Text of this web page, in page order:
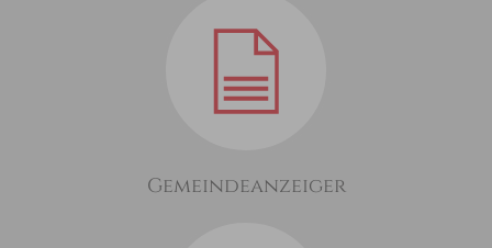
Gemeindeanzeiger